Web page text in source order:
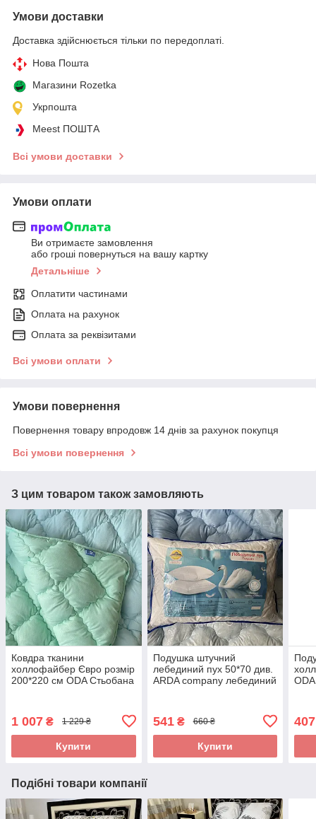
Умови доставки
Доставка здійснюється тільки по передоплаті.
Нова Пошта
Магазини Rozetka
Укрпошта
Meest ПОШТА
Всі умови доставки
Умови оплати
Ви отримаєте замовлення
або гроші повернуться на вашу картку
Детальніше
Оплатити частинами
Оплата на рахунок
Оплата за реквізитами
Всі умови оплати
Умови повернення
Повернення товару впродовж 14 днів за рахунок покупця
Всі умови повернення
З цим товаром також замовляють
Ковдра тканини
холлофайбер Євро розмір
200*220 см ODA Стьобана
1 007 ₴ 1 229 ₴
Купити
Подушка штучний
лебединий пух 50*70 див.
ARDA company лебединий
541₴ 660 ₴
Купити
407
Подібні товари компанії